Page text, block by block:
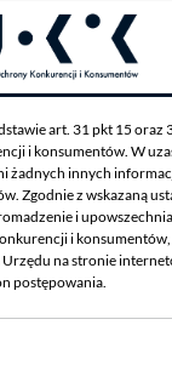
art. 31 pkt 15 oraz
i konsumentów. W
żadnych innych
Zgodnie z wskazaną
i
i
Urzędu na stronie
postępowania.